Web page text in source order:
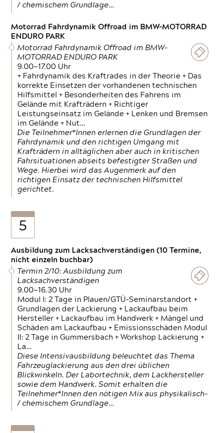
/ chemischem Grundlage…
Motorrad Fahrdynamik Offroad im BMW-MOTORRAD
ENDURO PARK
Motorrad Fahrdynamik Offroad im BMW-
MOTORRAD ENDURO PARK
9.00—17.00 Uhr
+ Fahrdynamik des Kraftrades in der Theorie + Das
korrekte Einsetzen der vorhandenen technischen
Hilfsmittel + Besonderheiten des Fahrens im
Gelände mit Krafträdern + Richtiger
Leistungseinsatz im Gelände + Lenken und Bremsen
im Gelände + Nut…
Die Teilnehmer*Innen erlernen die Grundlagen der
Fahrdynamik und den richtigen Umgang mit
Krafträdern in alltäglichen aber auch in kritischen
Fahrsituationen abseits befestigter Straßen und
Wege. Hierbei wird das Augenmerk auf den
richtigen Einsatz der technischen Hilfsmittel
gerichtet.
5
Ausbildung zum Lacksachverständigen (10 Termine,
nicht einzeln buchbar)
Termin 2/10: Ausbildung zum
Lacksachverständigen
9.00—16.30 Uhr
Modul I: 2 Tage in Plauen/GTÜ-Seminarstandort +
Grundlagen der Lackierung + Lackaufbau beim
Hersteller + Lackaufbau im Handwerk + Mängel und
Schäden am Lackaufbau + Emissionsschäden Modul
II: 2 Tage in Gummersbach + Workshop Lackierung +
La…
Diese Intensivausbildung beleuchtet das Thema
Fahrzeuglackierung aus den drei üblichen
Blickwinkeln. Der Labortechnik, dem Lackhersteller
sowie dem Handwerk. Somit erhalten die
Teilnehmer*Innen den nötigen Mix aus physikalisch-
/ chemischem Grundlage…